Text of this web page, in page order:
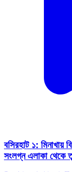
বসিরহাট ১: মিনাখায়
সংলগ্ন এলাকা থেকে